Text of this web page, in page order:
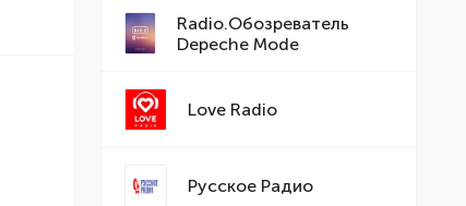
Radio.Обозреватель
Depeche Mode
Love Radio
Русское Радио